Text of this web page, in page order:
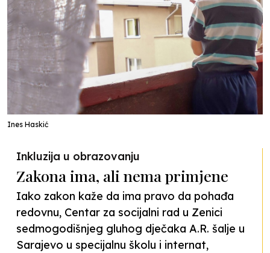
Ines Haskić
Inkluzija u obrazovanju
Zakona ima, ali nema primjene
Iako zakon kaže da ima pravo da pohađa
redovnu, Centar za socijalni rad u Zenici
sedmogodišnjeg gluhog dječaka A.R. šalje u
Sarajevo u specijalnu školu i internat,